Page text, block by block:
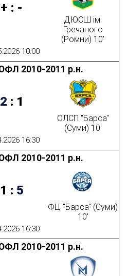
10:00
+ : -
ДЮСШ ім.
Гречаного
(Ромни) 10'
16:30
2010-2011 р.н.
2 : 1
ОЛСП "Барса"
(Суми) 10'
16:30
2010-2011 р.н.
1 : 5
ФЦ "Барса" (Суми)
10'
2010-2011 р.н.